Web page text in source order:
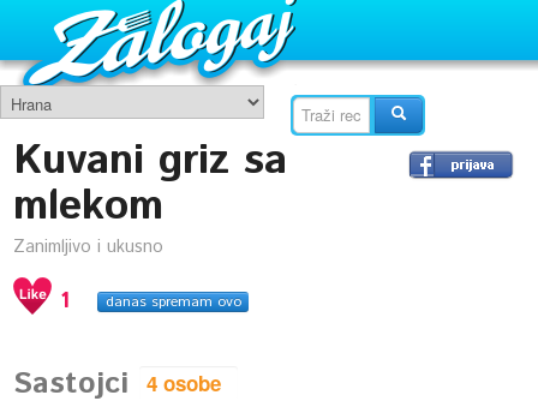
Kuvani griz sa
mlekom
Zanimljivo i ukusno
1 danas spremam ovo
Sastojci